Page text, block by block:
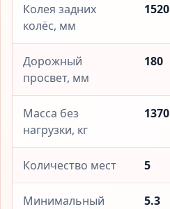
Колея задних
колёс, мм
1520
Дорожный
просвет, мм
180
Масса без
нагрузки, кг
1370
Количество мест 5
Минимальный
5.3